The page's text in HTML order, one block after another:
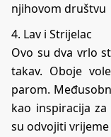
njihovom društvu
4. Lav i Strijelac
Ovo su dva vrlo
takav. Oboje
parom.
kao inspiracija
su odvojiti